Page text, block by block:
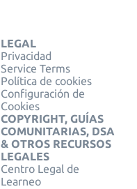
LEGAL
Privacidad
Service Terms
Política de cookies
Configuración de
Cookies
COPYRIGHT, GUÍAS
COMUNITARIAS, DSA
& OTROS RECURSOS
LEGALES
Centro Legal de
Learneo